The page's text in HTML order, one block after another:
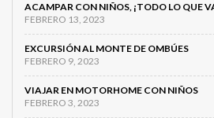
ACAMPAR CON NIÑOS, ¡TODO LO QUE
FEBRERO 13, 2023
EXCURSIÓN AL MONTE DE OMBÚES
FEBRERO 9, 2023
VIAJAR EN MOTORHOME CON NIÑOS
FEBRERO 3, 2023